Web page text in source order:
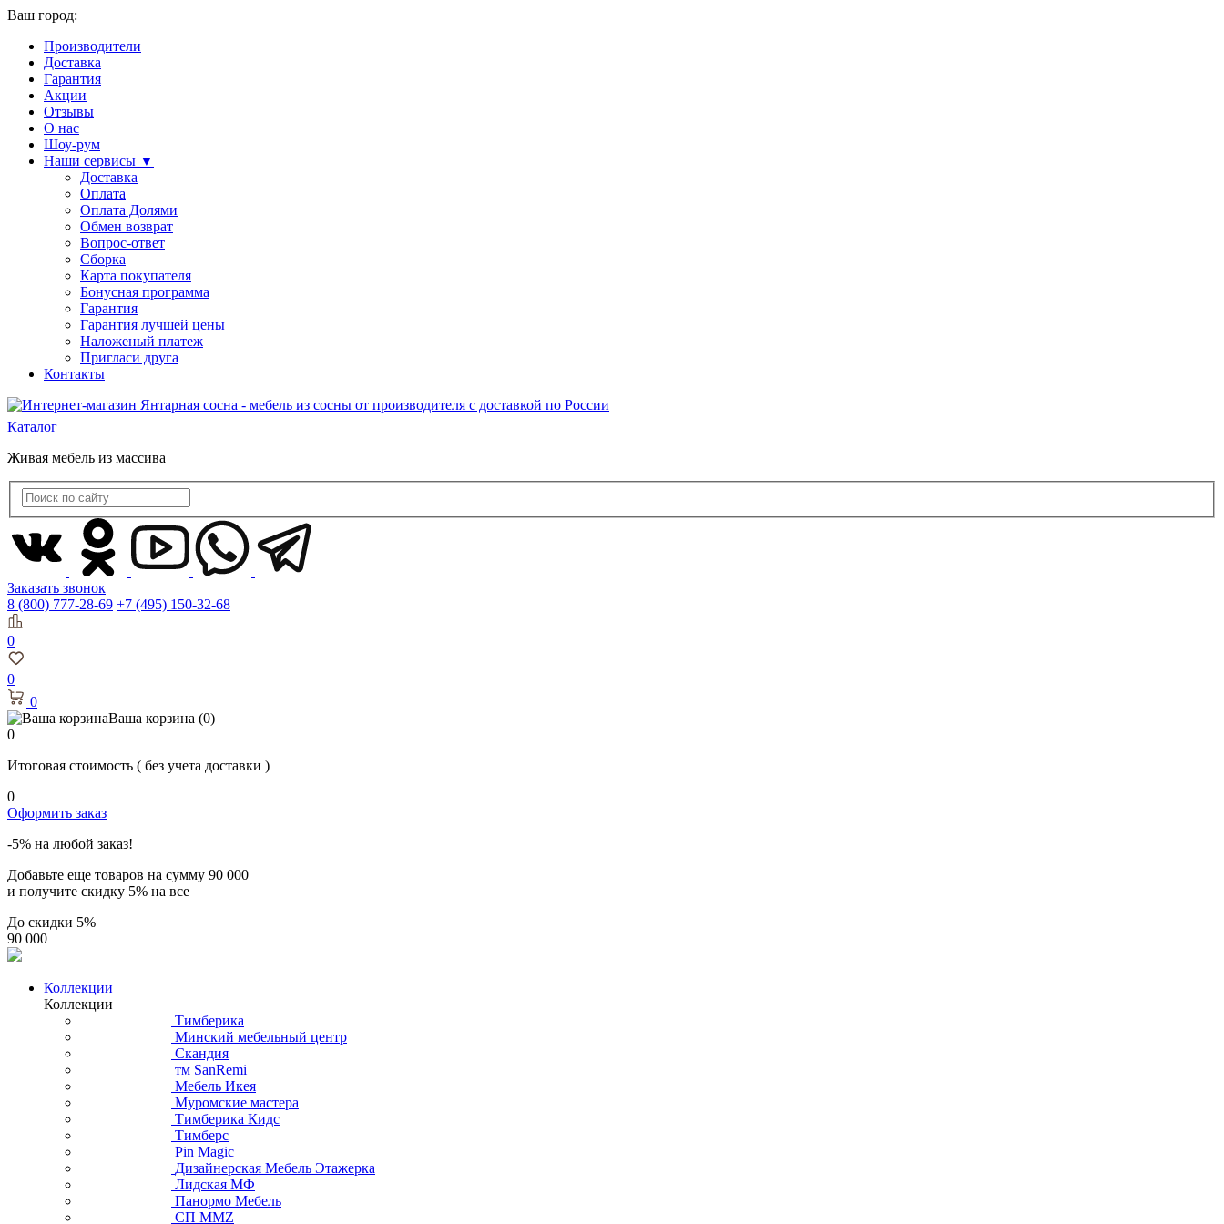
Ваш город:
Производители
Доставка
Гарантия
Акции
Отзывы
О нас
Шоу-рум
Наши сервисы ▼
Доставка
Оплата
Оплата Долями
Обмен возврат
Вопрос-ответ
Сборка
Карта покупателя
Бонусная программа
Гарантия
Гарантия лучшей цены
Наложеный платеж
Пригласи друга
Контакты
Каталог
Живая мебель из массива
Заказать звонок
8 (800) 777-28-69 +7 (495) 150-32-68
0
0
0
Ваша корзина (0)
0
Итоговая стоимость ( без учета доставки )
0
Оформить заказ
-5% на любой заказ!
Добавьте еще товаров на сумму 90 000
и получите скидку 5% на все
До скидки 5%
90 000
Коллекции
Коллекции
Тимберика
Минский мебельный центр
Скандия
тм SanRemi
Мебель Икея
Муромские мастера
Тимберика Кидс
Тимберс
Pin Magic
Дизайнерская Мебель Этажерка
Лидская МФ
Панормо Мебель
СП ММZ